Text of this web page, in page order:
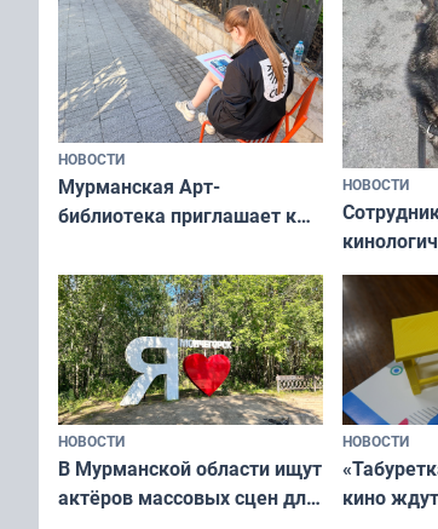
НОВОСТИ
Мурманская Арт-
библиотека приглашает к
и фотографов
НОВОСТИ
ищут
НОВОСТИ
В Мурманской области ищут
актёров массовых сцен для
НОВОСТИ
кино